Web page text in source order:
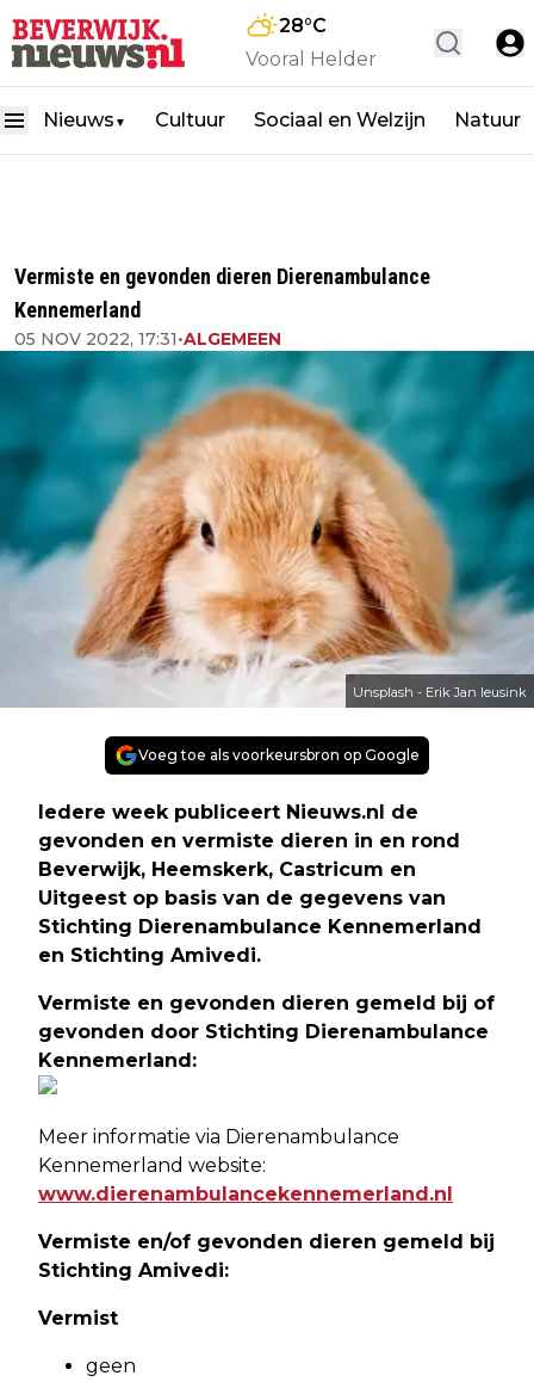
28°C
Vooral Helder
Nieuws ▼ Cultuur Sociaal en Welzijn Natuur
Vermiste en gevonden dieren Dierenambulance
Kennemerland
05 NOV 2022, 17:31•ALGEMEEN
Unsplash - Erik Jan leusink
Voeg toe als voorkeursbron op Google
Iedere week publiceert Nieuws.nl de
gevonden en vermiste dieren in en rond
Beverwijk, Heemskerk, Castricum en
Uitgeest op basis van de gegevens van
Stichting Dierenambulance Kennemerland
en Stichting Amivedi.
Vermiste en gevonden dieren gemeld bij of
gevonden door Stichting Dierenambulance
Kennemerland:
Meer informatie via Dierenambulance
Kennemerland website:
www.dierenambulancekennemerland.nl
Vermiste en/of gevonden dieren gemeld bij
Stichting Amivedi:
Vermist
geen